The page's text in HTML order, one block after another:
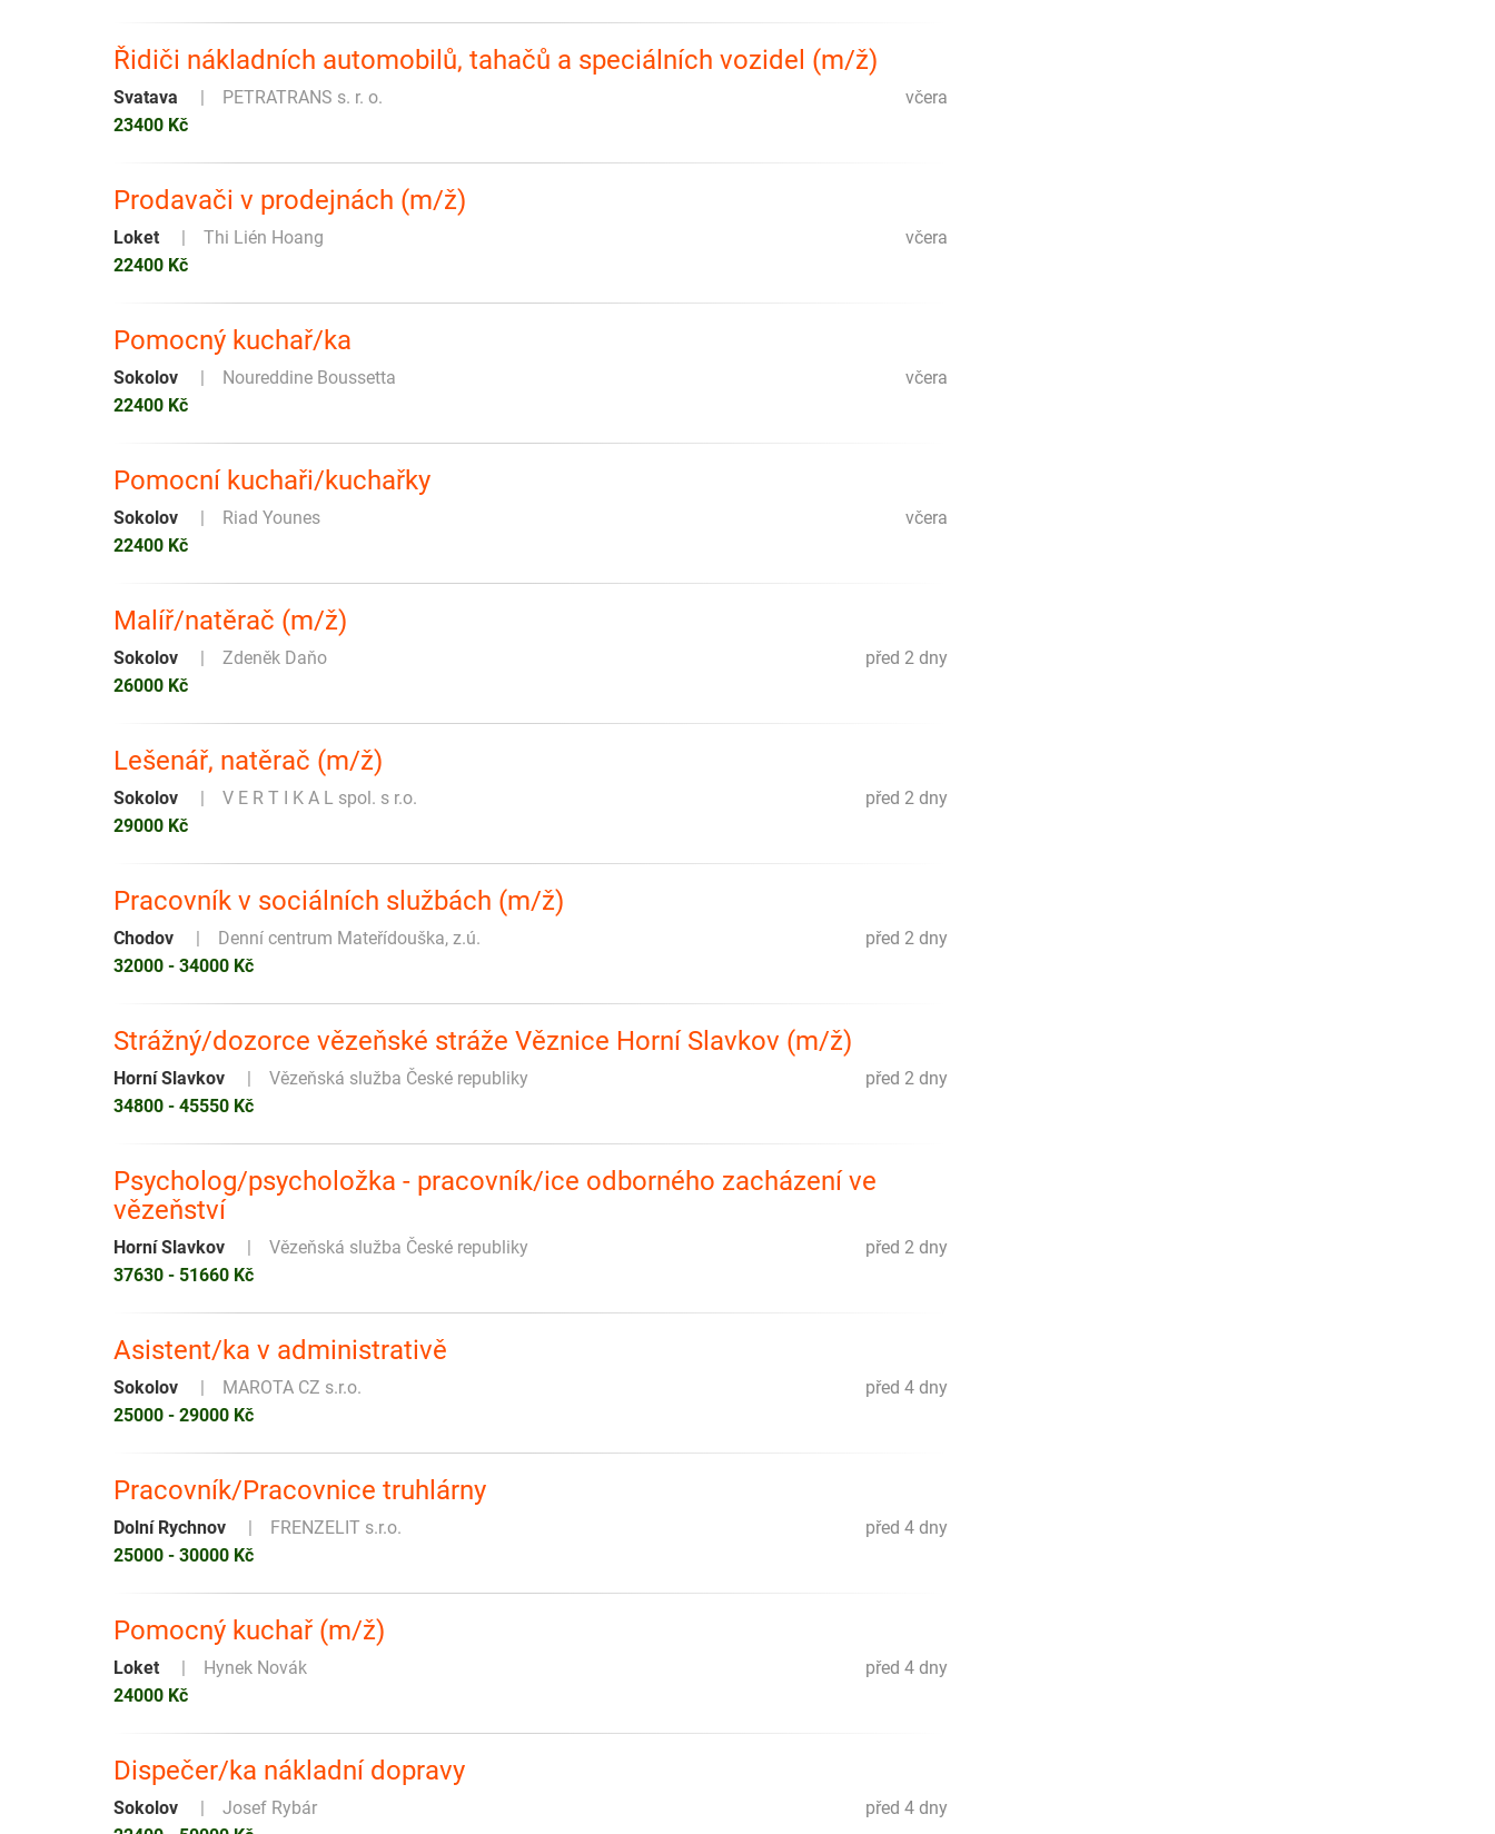
Řidiči nákladních automobilů, tahačů a speciálních vozidel (m/ž)
včera
Svatava
PETRATRANS s. r. o.
23400 Kč
Prodavači v prodejnách (m/ž)
včera
Loket
Thi Lién Hoang
22400 Kč
Pomocný kuchař/ka
včera
Sokolov
Noureddine Boussetta
22400 Kč
Pomocní kuchaři/kuchařky
včera
Sokolov
Riad Younes
22400 Kč
Malíř/natěrač (m/ž)
před 2 dny
Sokolov
Zdeněk Daňo
26000 Kč
Lešenář, natěrač (m/ž)
před 2 dny
Sokolov
V E R T I K A L spol. s r.o.
29000 Kč
Pracovník v sociálních službách (m/ž)
před 2 dny
Chodov
Denní centrum Mateřídouška, z.ú.
32000 - 34000 Kč
Strážný/dozorce vězeňské stráže Věznice Horní Slavkov (m/ž)
před 2 dny
Horní Slavkov
Vězeňská služba České republiky
34800 - 45550 Kč
Psycholog/psycholožka - pracovník/ice odborného zacházení ve
vězeňství
před 2 dny
Horní Slavkov
Vězeňská služba České republiky
37630 - 51660 Kč
Asistent/ka v administrativě
před 4 dny
Sokolov
MAROTA CZ s.r.o.
25000 - 29000 Kč
Pracovník/Pracovnice truhlárny
před 4 dny
Dolní Rychnov
FRENZELIT s.r.o.
25000 - 30000 Kč
Pomocný kuchař (m/ž)
před 4 dny
Loket
Hynek Novák
24000 Kč
Dispečer/ka nákladní dopravy
před 4 dny
Sokolov
Josef Rybár